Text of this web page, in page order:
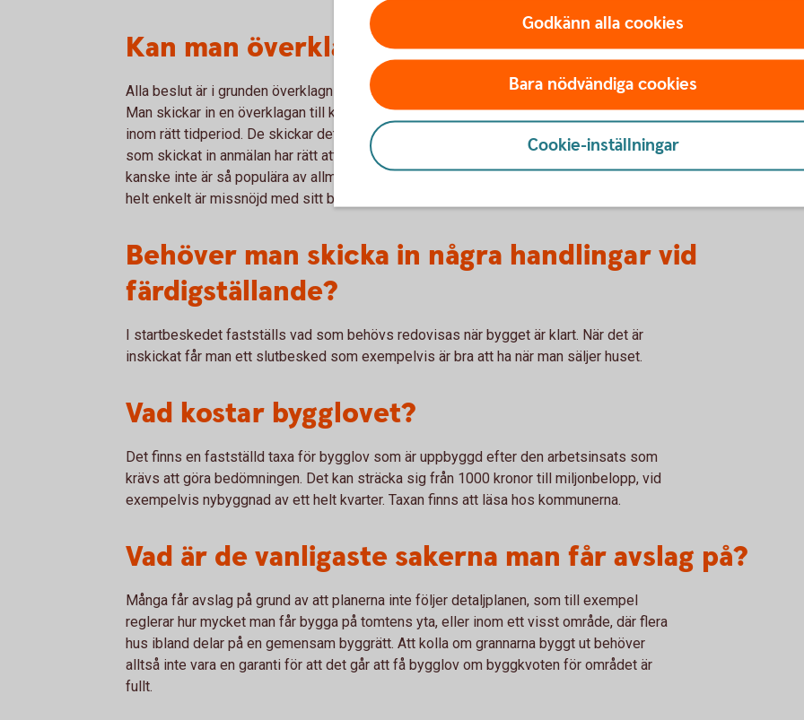
Kan man överklaga ett bygglovsbeslut?
Alla beslut är i grunden överklagningsbara, sen måste det göras inom en viss tidsperiod.
Man skickar in en överklagan till kommunen som kontrollerar att överklagan kommit in
inom rätt tidperiod. De skickar det i så fall vidare till länsstyrelsen som prövar om den
som skickat in anmälan har rätt att överklaga. Överklaganden rör oftast projekt som
kanske inte är så populära av allmänheten, eller från grannar i villaområden, eller att man
helt enkelt är missnöjd med sitt bygglovsbeslut.
Behöver man skicka in några handlingar vid
färdigställande?
I startbeskedet fastställs vad som behövs redovisas när bygget är klart. När det är
inskickat får man ett slutbesked som exempelvis är bra att ha när man säljer huset.
Vad kostar bygglovet?
Det finns en fastställd taxa för bygglov som är uppbyggd efter den arbetsinsats som
krävs att göra bedömningen. Det kan sträcka sig från 1000 kronor till miljonbelopp, vid
exempelvis nybyggnad av ett helt kvarter. Taxan finns att läsa hos kommunerna.
Vad är de vanligaste sakerna man får avslag på?
Många får avslag på grund av att planerna inte följer detaljplanen, som till exempel
reglerar hur mycket man får bygga på tomtens yta, eller inom ett visst område, där flera
hus ibland delar på en gemensam byggrätt. Att kolla om grannarna byggt ut behöver
alltså inte vara en garanti för att det går att få bygglov om byggkvoten för området är
fullt.
Godkänn alla cookies
Bara nödvändiga cookies
Cookie-inställningar